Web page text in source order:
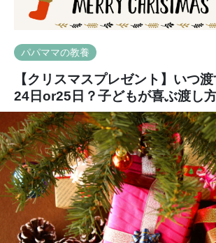
パパママの教養
【クリスマスプレゼント】いつ
24日or25日？子どもが喜ぶ渡し